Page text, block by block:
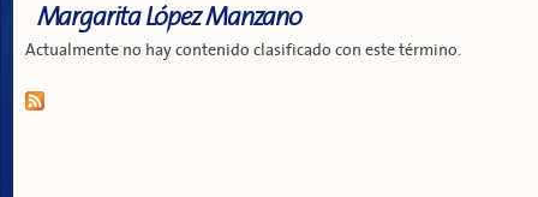
Margarita López Manzano
Actualmente no hay contenido clasificado con este término.